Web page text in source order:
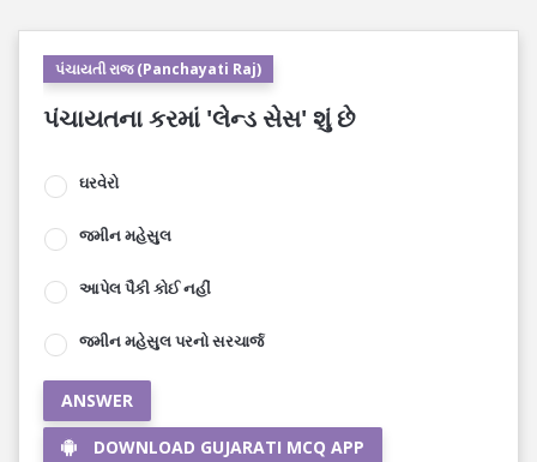
પંચાયતી રાજ (Panchayati Raj)
પંચાયતના કરમાં 'લેન્ડ સેસ' શું છે
ઘરવેરો
જમીન મહેસુલ
આપેલ પૈકી કોઈ નહીં
જમીન મહેસુલ પરનો સરચાર્જ
ANSWER
DOWNLOAD GUJARATI MCQ APP